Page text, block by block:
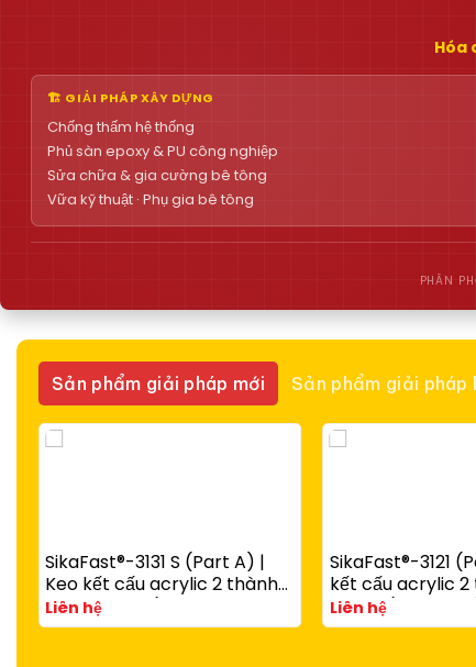
Hóa
🏗 GIẢI PHÁP XÂY DỰNG
Chống thấm hệ thống
Phủ sàn epoxy & PU công nghiệp
Sửa chữa & gia cường bê tông
Vữa kỹ thuật · Phụ gia bê tông
PHÂN
Sản phẩm giải pháp mới Sản phẩm giải pháp
SikaFast®-3131 S (Part A) |
Keo kết cấu acrylic 2 thành
phần đóng rắn nhanh dùng
với SikaFast®-3081 N (Part B)
Liên hệ
SikaFast®-3121
kết cấu acrylic
đóng rắn nhanh
SikaFast®-3081
Liên hệ